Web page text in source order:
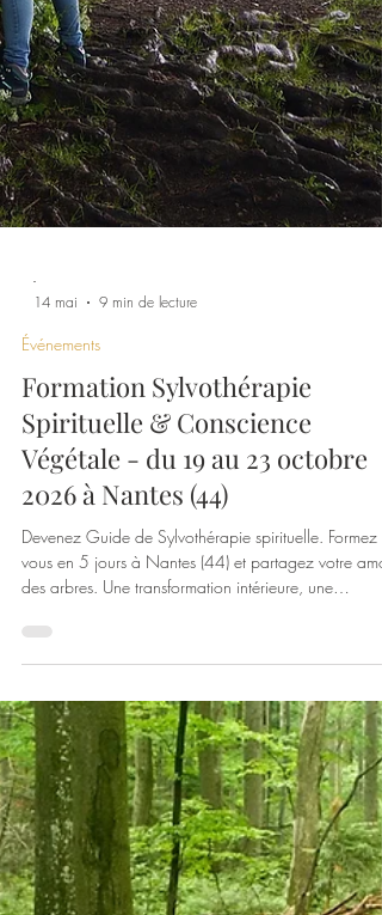
14 mai
9 min de lecture
Événements
Formation Sylvothérapie
Spirituelle & Conscience
Végétale - du 19 au 23 octobre
2026 à Nantes (44)
Devenez Guide de Sylvothérapie spirituelle. Formez
vous en 5 jours à Nantes (44) et partagez votre
des arbres. Une transformation intérieure, une
expérience intense en lien avec la nature et le divin.